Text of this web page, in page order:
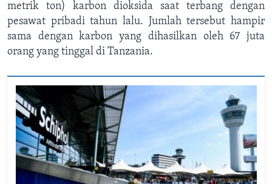
metrik ton) karbon dioksida saat terbang dengan
pesawat pribadi tahun lalu. Jumlah tersebut hampir
sama dengan karbon yang dihasilkan oleh 67 juta
orang yang tinggal di Tanzania.